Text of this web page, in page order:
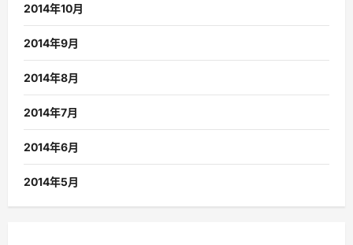
2014年10月
2014年9月
2014年8月
2014年7月
2014年6月
2014年5月